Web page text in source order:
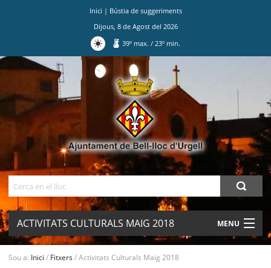
Inici | Bústia de suggeriments
Dijous, 8de Agostdel 2026
39º max./ 23º min.
ACTIVITATS CULTURALS MAIG 2018 MENU
Sou a: Inici / Fitxers/Activitats Culturals Maig 2018